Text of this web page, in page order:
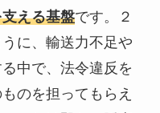
える基盤です。２
に、輸送力不足や
中で、法令違反を
のを担ってもらえ